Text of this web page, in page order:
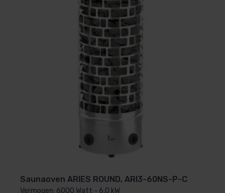
Saunaoven ARIES ROUND, ARI3-60NS-P-C
Vermogen: 6000 Watt - 6,0 kW